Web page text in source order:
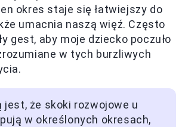
okres staje się łatwiejszy do
umacnia naszą więź. Często
gest, aby moje dziecko poczuło
w tych burzliwych
jest, że skoki rozwojowe u
w określonych okresach,